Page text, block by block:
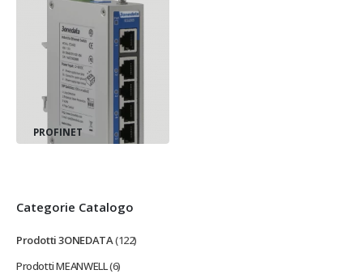
PROFINET
Categorie Catalogo
Prodotti 3ONEDATA(122)
Prodotti MEANWELL(6)